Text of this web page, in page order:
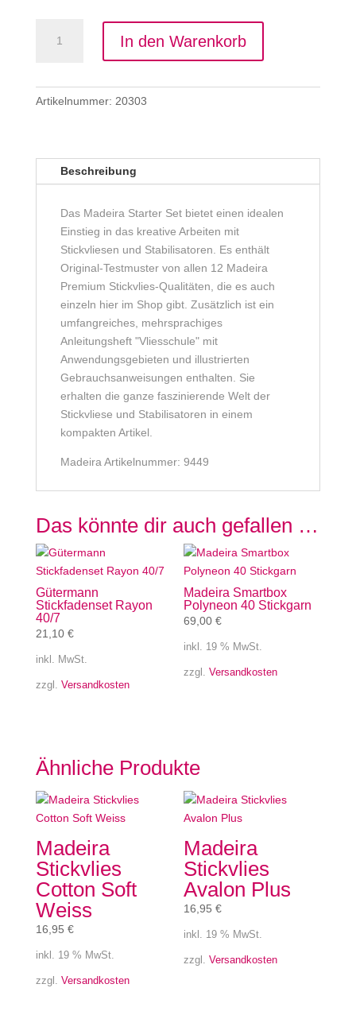
Stabilizer
Menge
In den Warenkorb
t
t
e
Artikelnummer: 20303
Beschreibung
Das Madeira Starter Set bietet einen idealen
Einstieg in das kreative Arbeiten mit
Stickvliesen und Stabilisatoren. Es enthält
Original-Testmuster von allen 12 Madeira
Premium Stickvlies-Qualitäten, die es auch
einzeln hier im Shop gibt. Zusätzlich ist ein
umfangreiches, mehrsprachiges
Anleitungsheft "Vliesschule" mit
Anwendungsgebieten und illustrierten
Gebrauchsanweisungen enthalten. Sie
erhalten die ganze faszinierende Welt der
Stickvliese und Stabilisatoren in einem
kompakten Artikel.
Madeira Artikelnummer: 9449
Das könnte dir auch gefallen …
Gütermann
Stickfadenset Rayon
40/7
21,10 €
inkl. MwSt.
zzgl. Versandkosten
Madeira Smartbox
Polyneon 40 Stickgarn
69,00€
inkl. 19 % MwSt.
zzgl.Versandkosten
Ähnliche Produkte
Madeira
Stickvlies
Cotton Soft
Weiss
16,95 €
inkl. 19 % MwSt.
zzgl. Versandkosten
Madeira
Stickvlies
Avalon Plus
16,95€
inkl. 19 % MwSt.
zzgl.Versandkosten